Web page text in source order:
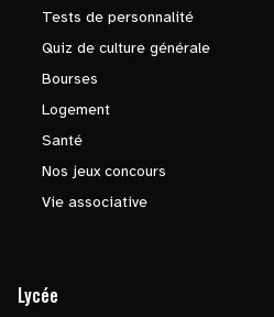
Tests de personnalité
Quiz de culture générale
Bourses
Logement
Santé
Nos jeux concours
Vie associative
Lycée